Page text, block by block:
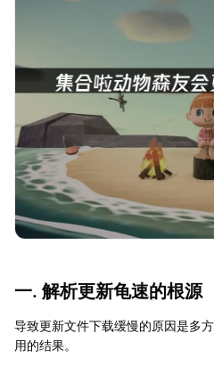
一. 解析更新龟速的根源
导致更新文件下载缓慢的原因是多
用的结果。